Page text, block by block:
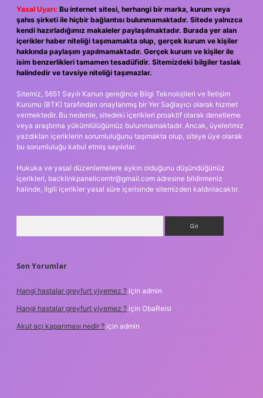
Yasal Uyarı: Bu internet sitesi, herhangi bir marka, kurum veya
şahıs şirketi ile hiçbir bağlantısı bulunmamaktadır. Sitede yalnızca
kendi hazırladığımız makaleler paylaşılmaktadır. Burada yer alan
içerikler haber niteliği taşımamakta olup, gerçek kurum ve kişiler
hakkında paylaşım yapılmamaktadır. Gerçek kurum ve kişiler ile
isim benzerlikleri tamamen tesadüfidir. Sitemizdeki bilgiler taslak
halindedir ve tavsiye niteliği taşımazlar.
Sitemiz, 5651 Sayılı Kanun gereğince Bilgi Teknolojileri ve İletişim
Kurumu (BTK) tarafından onaylanmış bir Yer Sağlayıcı olarak hizmet
vermektedir. Bu nedenle, sitedeki içerikleri proaktif olarak denetleme
veya araştırma yükümlülüğümüz bulunmamaktadır. Ancak, üyelerimiz
yazdıkları içeriklerin sorumluluğunu taşımakta olup, siteye üye olarak
bu sorumluluğu kabul etmiş sayılırlar.
Hukuka ve yasal düzenlemelere aykırı olduğunu düşündüğünüz
içerikleri, backlinkpanelicomtr@gmail.com adresine bildirmeniz
halinde, ilgili içerikler yasal süre içerisinde sitemizden kaldırılacaktır.
Son Yorumlar
Hangi hastalar greyfurt yiyemez ? için admin
Hangi hastalar greyfurt yiyemez ? için ObaReisi
Akut açı kapanması nedir ? için admin